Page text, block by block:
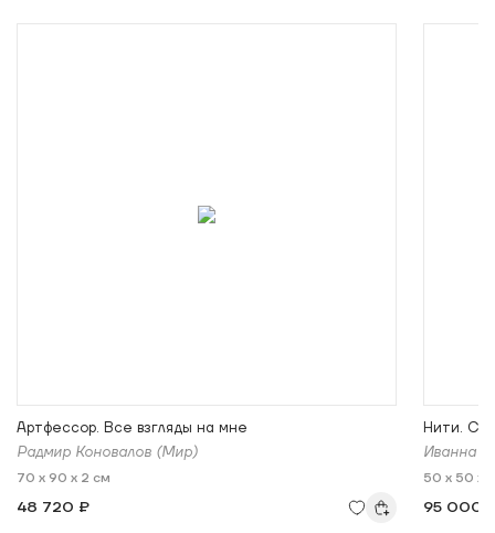
Артфессор. Все взгляды на мне
Радмир Коновалов (Мир)
70 x 90 x 2 см
48 720 ₽
Нити. С
Иванна
50 x 50 x
95 000